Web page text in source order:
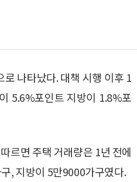
나타났다. 대책 시행 이후 1
5.6%포인트 지방이 1.8%포
르면 주택 거래량은 1년 전에
, 지방이 5만9000가구였다.